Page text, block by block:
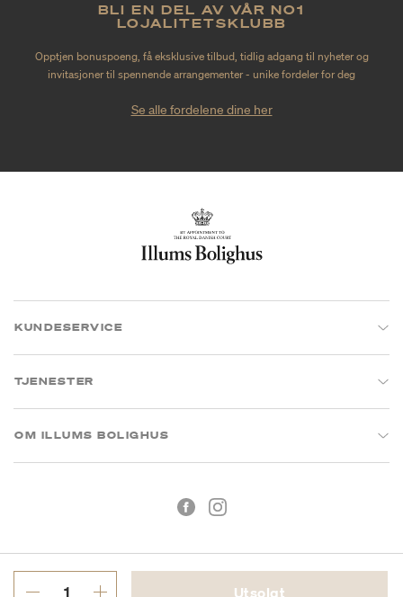
Utsolgt
BLI EN DEL AV VÅR NO1
LOJALITETSKLUBB
Opptjen bonuspoeng, få eksklusive tilbud, tidlig adgang til nyheter og
invitasjoner til spennende arrangementer - unike fordeler for deg
Se alle fordelene dine her
KUNDESERVICE
TJENESTER
OM ILLUMS BOLIGHUS